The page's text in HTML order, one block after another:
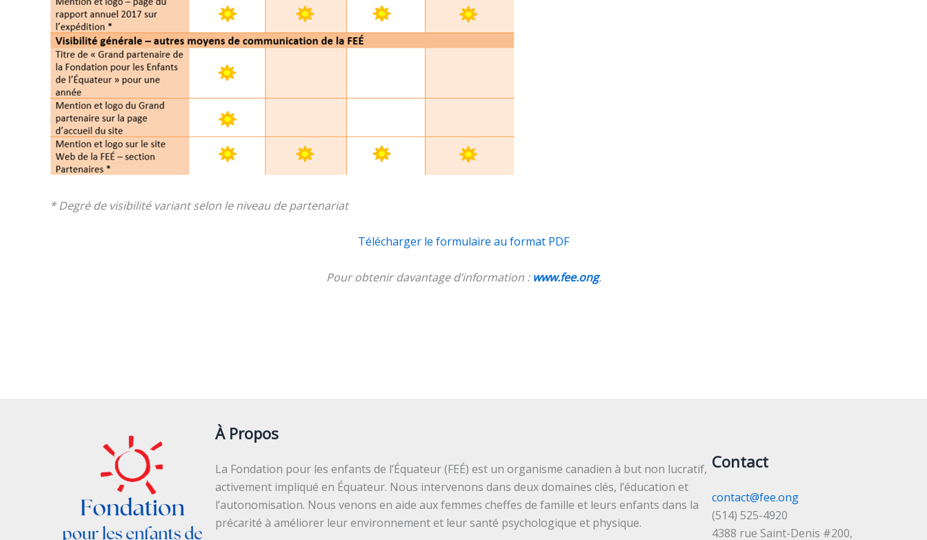
* Degré de visibilité variant selon le niveau de partenariat
Télécharger le formulaire au format PDF
Pour obtenir davantage d’information : www.fee.ong.
À Propos
La Fondation pour les enfants de l’Équateur (FEÉ) est un organisme canadien à but non lucratif,
activement impliqué en Équateur. Nous intervenons dans deux domaines clés, l’éducation et
l’autonomisation. Nous venons en aide aux femmes cheffes de famille et leurs enfants dans la
précarité à améliorer leur environnement et leur santé psychologique et physique.
Contact
contact@fee.ong
(514) 525-4920
4388 rue Saint-Denis #200,